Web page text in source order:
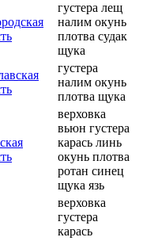
густера лещ
налим окунь
плотва судак
щука
густера
налим окунь
плотва щука
верховка
вьюн густера
карась линь
окунь плотва
ротан синец
щука язь
верховка
густера
карась